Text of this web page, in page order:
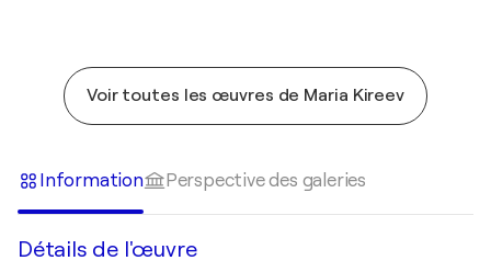
Voir toutes les œuvres de Maria Kireev
Information Perspective des galeries
Détails de l'œuvre